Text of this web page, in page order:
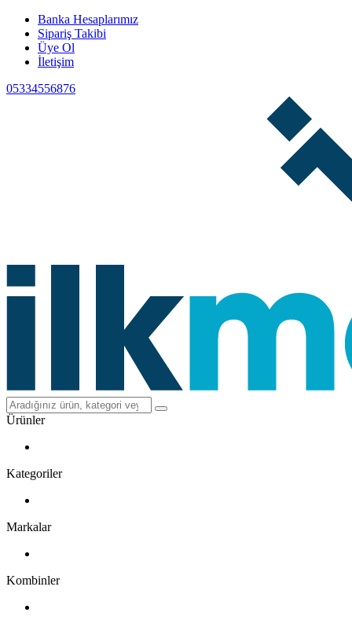
Banka Hesaplarımız
Sipariş Takibi
Üye Ol
İletişim
05334556876
Ürünler
Kategoriler
Markalar
Kombinler